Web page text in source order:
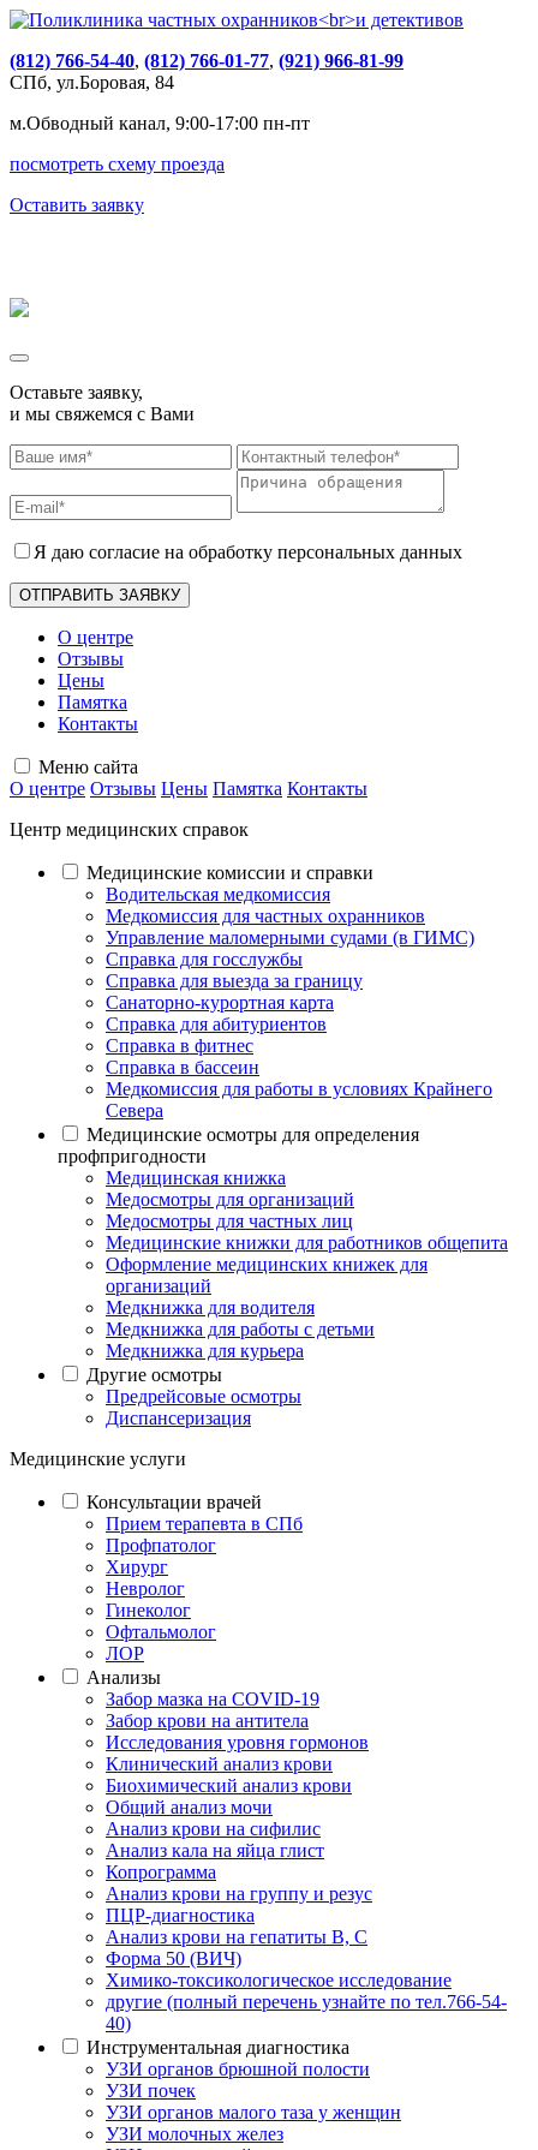
(812) 766-54-40, (812) 766-01-77, (921) 966-81-99
СПб, ул.Боровая, 84
м.Обводный канал, 9:00-17:00 пн-пт
посмотреть схему проезда
Оставить заявку
Оставьте заявку,
и мы свяжемся с Вами
Я даю согласие на обработку персональных данных
О центре
Отзывы
Цены
Памятка
Контакты
Меню сайта
О центре Отзывы Цены Памятка Контакты
Центр медицинских справок
Медицинские комиссии и справки
Водительская медкомиссия
Медкомиссия для частных охранников
Управление маломерными судами (в ГИМС)
Справка для госслужбы
Справка для выезда за границу
Санаторно-курортная карта
Справка для абитуриентов
Справка в фитнес
Справка в бассеин
Медкомиссия для работы в условиях Крайнего
Севера
Медицинские осмотры для определения
профпригодности
Медицинская книжка
Медосмотры для организаций
Медосмотры для частных лиц
Медицинские книжки для работников общепита
Оформление медицинских книжек для
организаций
Медкнижка для водителя
Медкнижка для работы с детьми
Медкнижка для курьера
Другие осмотры
Предрейсовые осмотры
Диспансеризация
Медицинские услуги
Консультации врачей
Прием терапевта в СПб
Профпатолог
Хирург
Невролог
Гинеколог
Офтальмолог
ЛОР
Анализы
Забор мазка на COVID-19
Забор крови на антитела
Исследования уровня гормонов
Клинический анализ крови
Биохимический анализ крови
Общий анализ мочи
Анализ крови на сифилис
Анализ кала на яйца глист
Копрограмма
Анализ крови на группу и резус
ПЦР-диагностика
Анализ крови на гепатиты B, C
Форма 50 (ВИЧ)
Химико-токсикологическое исследование
другие (полный перечень узнайте по тел.766-54-
40)
Инструментальная диагностика
УЗИ органов брюшной полости
УЗИ почек
УЗИ органов малого таза у женщин
УЗИ молочных желез